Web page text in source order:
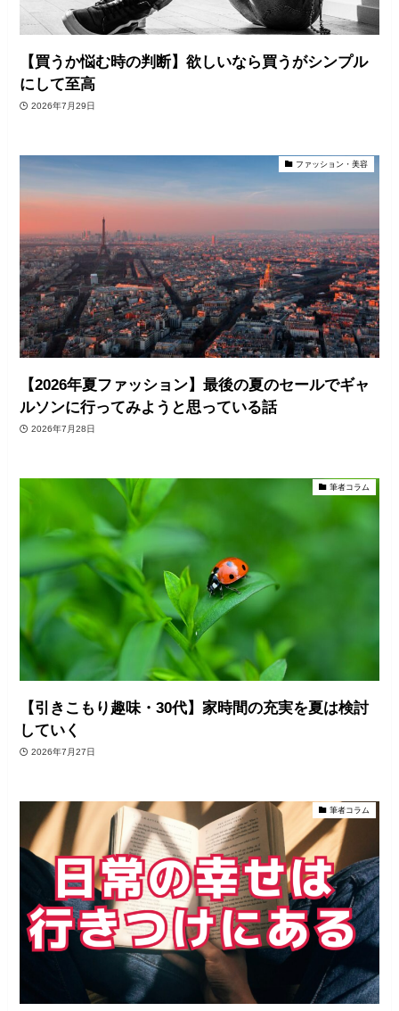
【買うか悩む時の判断】欲しいなら買うがシンプル
にして至高
2026年7月29日
ファッション・美容
【2026年夏ファッション】最後の夏のセールでギャ
ルソンに行ってみようと思っている話
2026年7月28日
筆者コラム
【引きこもり趣味・30代】家時間の充実を夏は検討
していく
2026年7月27日
筆者コラム